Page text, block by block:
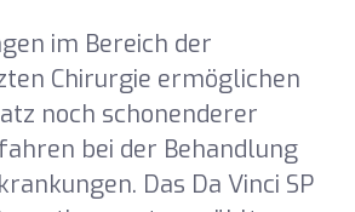
im Bereich der
Chirurgie ermöglichen
noch schonenderer
bei der Behandlung
Das Da Vinci SP